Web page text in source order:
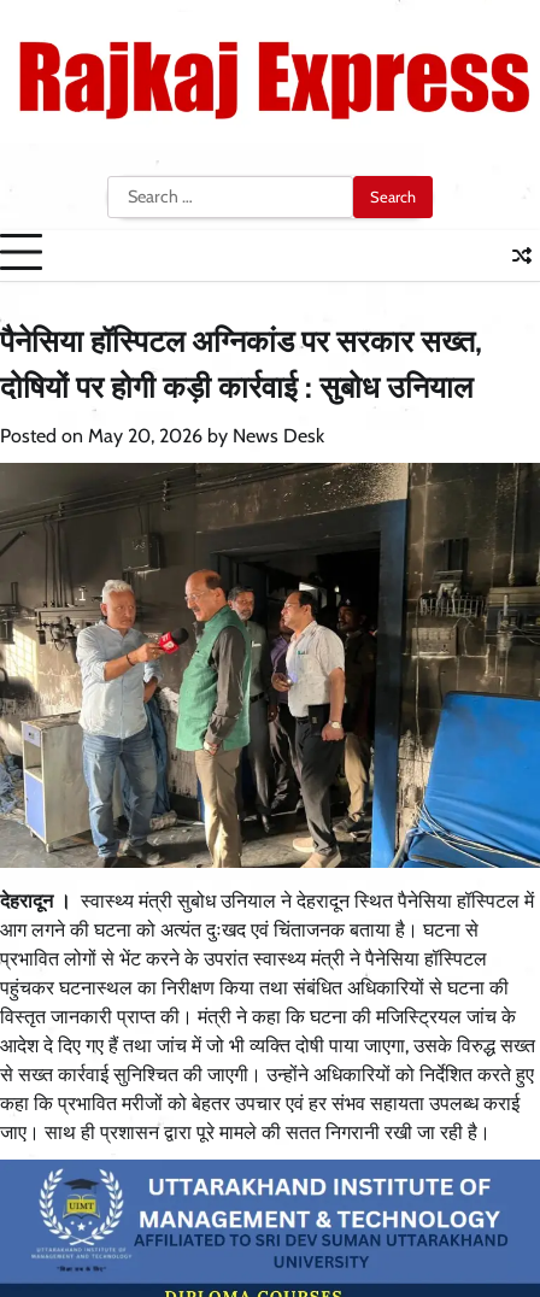
content
Search
for:
पैनेसिया हॉस्पिटल अग्निकांड पर सरकार सख्त,
दोषियों पर होगी कड़ी कार्रवाई : सुबोध उनियाल
Posted on May 20, 2026 by News Desk
देहरादून । स्वास्थ्य मंत्री सुबोध उनियाल ने देहरादून स्थित पैनेसिया हॉस्पिटल में
आग लगने की घटना को अत्यंत दुःखद एवं चिंताजनक बताया है। घटना से
प्रभावित लोगों से भेंट करने के उपरांत स्वास्थ्य मंत्री ने पैनेसिया हॉस्पिटल
पहुंचकर घटनास्थल का निरीक्षण किया तथा संबंधित अधिकारियों से घटना की
विस्तृत जानकारी प्राप्त की। मंत्री ने कहा कि घटना की मजिस्ट्रियल जांच के
आदेश दे दिए गए हैं तथा जांच में जो भी व्यक्ति दोषी पाया जाएगा, उसके विरुद्ध सख्त
से सख्त कार्रवाई सुनिश्चित की जाएगी। उन्होंने अधिकारियों को निर्देशित करते हुए
कहा कि प्रभावित मरीजों को बेहतर उपचार एवं हर संभव सहायता उपलब्ध कराई
जाए। साथ ही प्रशासन द्वारा पूरे मामले की सतत निगरानी रखी जा रही है।